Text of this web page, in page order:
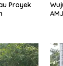
Proyek